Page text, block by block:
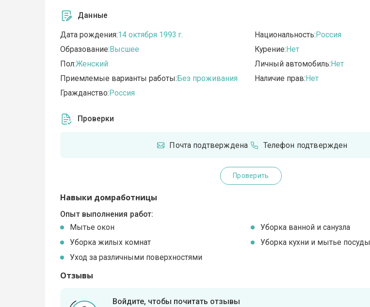
Данные
Дата рождения:14 октября 1993 г.
Образование:Высшее
Пол:Женский
Приемлемые варианты работы:Без проживания
Гражданство:Россия
Национальность:Россия
Курение:Нет
Личный автомобиль:Нет
Наличие прав:Нет
Проверки
Почта подтверждена Телефон подтвержден
Проверить
Навыки домработницы
Опыт выполнения работ:
Мытье окон
Уборка ванной и санузла
Уборка жилых комнат
Уборка кухни и мытье посуды
Уход за различными поверхностями
Отзывы
Войдите, чтобы почитать отзывы